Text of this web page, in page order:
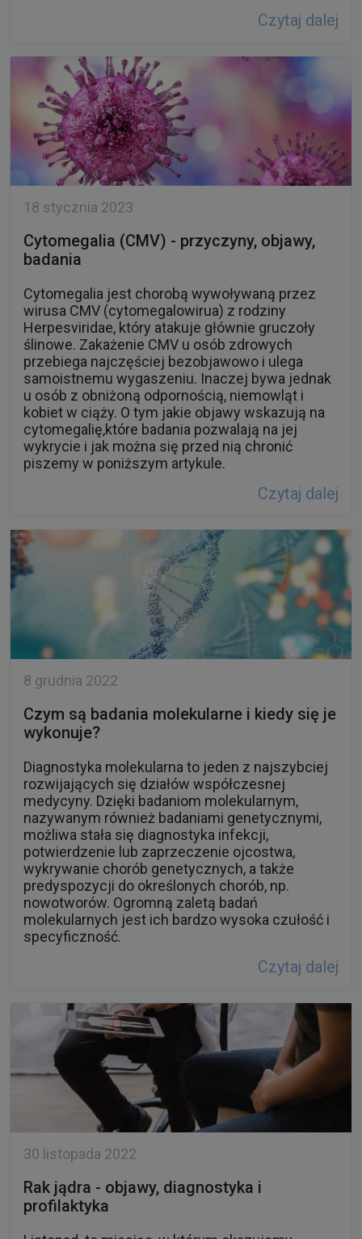
Czytaj dalej
18 stycznia 2023
Cytomegalia (CMV) - przyczyny, objawy,
badania
Cytomegalia jest chorobą wywoływaną przez
wirusa CMV (cytomegalowirua) z rodziny
Herpesviridae, który atakuje głównie gruczoły
ślinowe. Zakażenie CMV u osób zdrowych
przebiega najczęściej bezobjawowo i ulega
samoistnemu wygaszeniu. Inaczej bywa jednak
u osób z obniżoną odpornością, niemowląt i
kobiet w ciąży. O tym jakie objawy wskazują na
cytomegalię,które badania pozwalają na jej
wykrycie i jak można się przed nią chronić
piszemy w poniższym artykule.
Czytaj dalej
8 grudnia 2022
Czym są badania molekularne i kiedy się je
wykonuje?
Diagnostyka molekularna to jeden z najszybciej
rozwijających się działów współczesnej
medycyny. Dzięki badaniom molekularnym,
nazywanym również badaniami genetycznymi,
możliwa stała się diagnostyka infekcji,
potwierdzenie lub zaprzeczenie ojcostwa,
wykrywanie chorób genetycznych, a także
predyspozycji do określonych chorób, np.
nowotworów. Ogromną zaletą badań
molekularnych jest ich bardzo wysoka czułość i
specyficzność.
Czytaj dalej
30 listopada 2022
Rak jądra - objawy, diagnostyka i
profilaktyka